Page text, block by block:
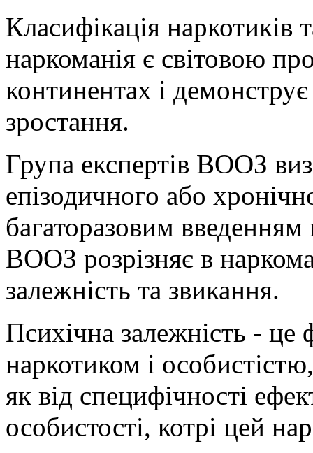
Класифікація наркотиків
наркоманія є світовою
континентах і
зростання.
Група експертів ВООЗ
епізодичного або
багаторазовим введенням
ВООЗ розрізняє в
залежність та звикання.
Психічна залежність -
наркотиком і
як від специфічності
особистості, котрі цей